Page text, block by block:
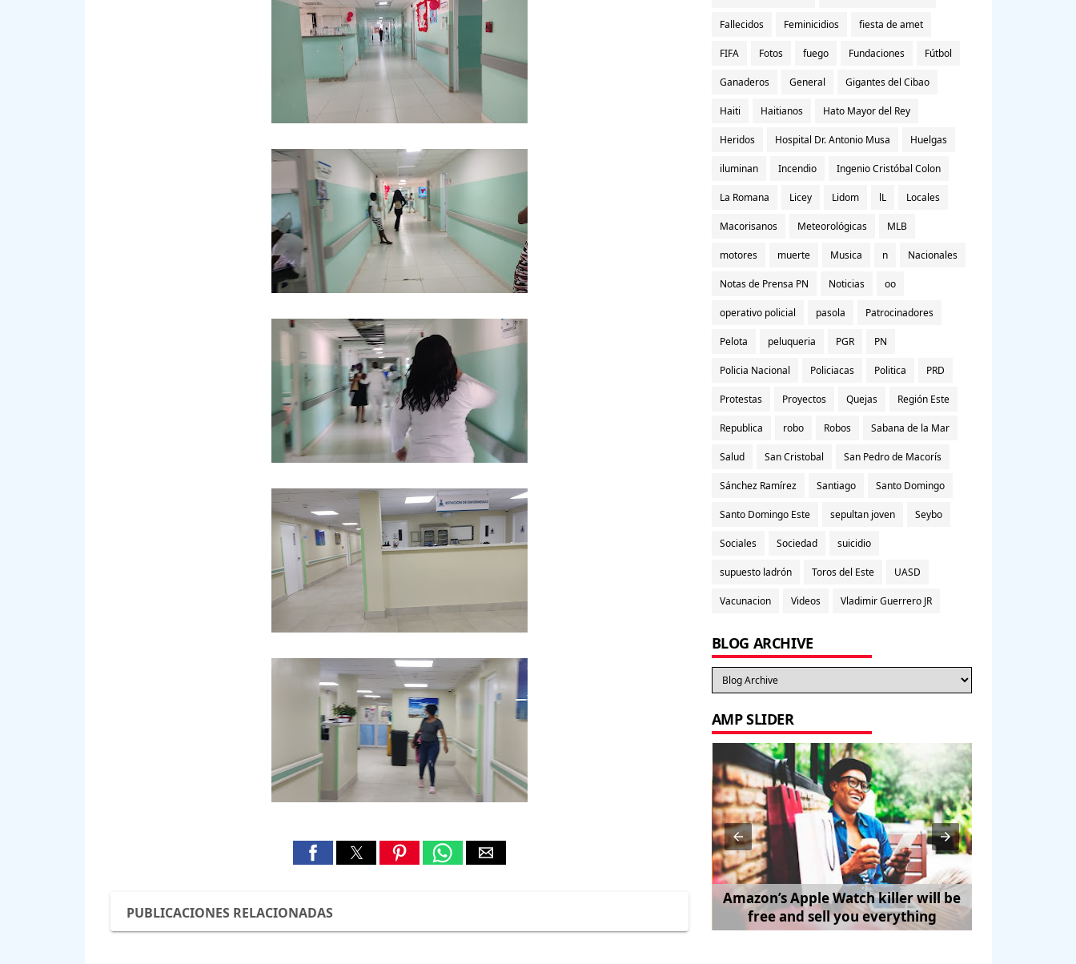
PUBLICACIONES RELACIONADAS
Fallecidos Feminicidios fiesta de amet
FIFA Fotos fuego Fundaciones Fútbol
Ganaderos General Gigantes del Cibao
Haiti Haitianos Hato Mayor del Rey
Heridos Hospital Dr. Antonio Musa Huelgas
iluminan Incendio Ingenio Cristóbal Colon
La Romana Licey Lidom lL Locales
Macorisanos Meteorológicas MLB
motores muerte Musica n Nacionales
Notas de Prensa PN Noticias oo
operativo policial pasola Patrocinadores
Pelota peluqueria PGR PN
Policia Nacional Policiacas Politica PRD
Protestas Proyectos Quejas Región Este
Republica robo Robos Sabana de la Mar
Salud San Cristobal San Pedro de Macorís
Sánchez Ramírez Santiago Santo Domingo
Santo Domingo Este sepultan joven Seybo
Sociales Sociedad suicidio
supuesto ladrón Toros del Este UASD
Vacunacion Videos Vladimir Guerrero JR
BLOG ARCHIVE
AMP SLIDER
Amazon’s Apple Watch killer will be
free and sell you everything